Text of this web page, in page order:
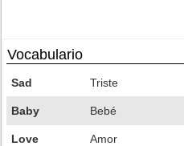
Vocabulario
Sad Triste
Baby Bebé
Love Amor